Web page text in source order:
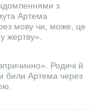
з
Артема
мову чи, може, це
жертву».
Родичі й
били Артема через